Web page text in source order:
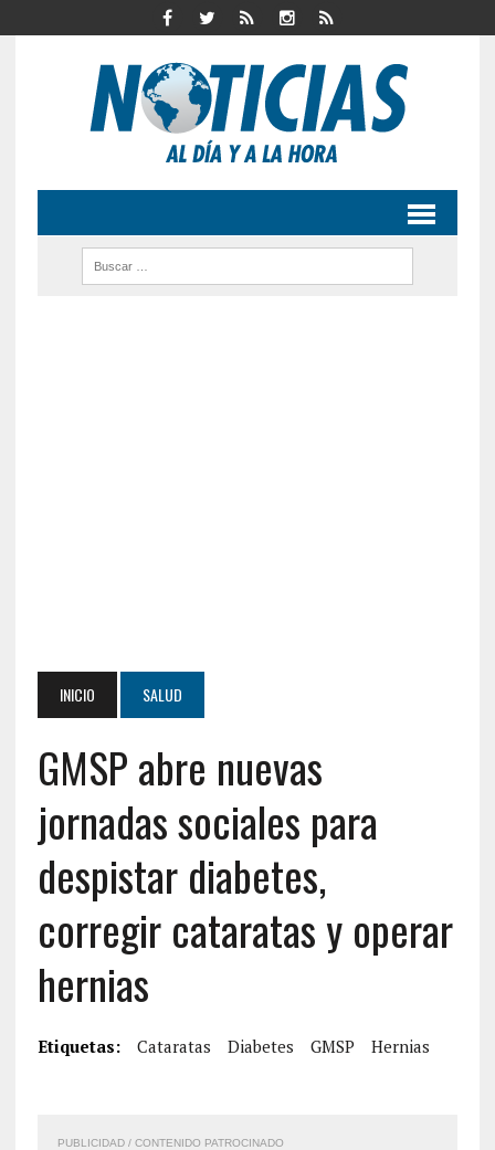
INICIO SALUD
GMSP abre nuevas
jornadas sociales para
despistar diabetes,
corregir cataratas y operar
hernias
Etiquetas: Cataratas Diabetes GMSP Hernias
PUBLICIDAD / CONTENIDO PATROCINADO